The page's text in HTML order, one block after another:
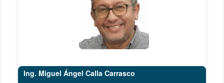
Ing. Miguel Ángel Calla Carrasco